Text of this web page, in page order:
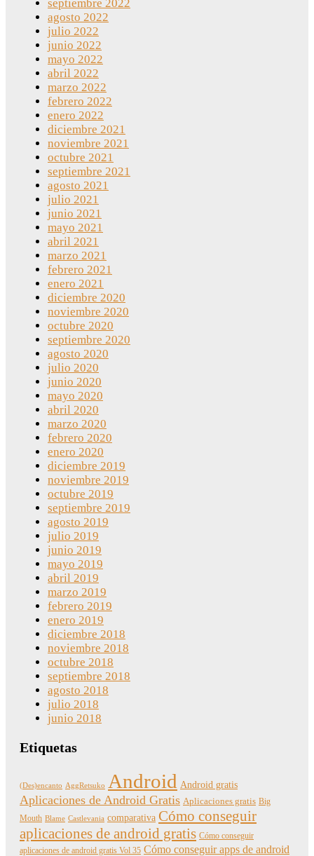
septiembre 2022
agosto 2022
julio 2022
junio 2022
mayo 2022
abril 2022
marzo 2022
febrero 2022
enero 2022
diciembre 2021
noviembre 2021
octubre 2021
septiembre 2021
agosto 2021
julio 2021
junio 2021
mayo 2021
abril 2021
marzo 2021
febrero 2021
enero 2021
diciembre 2020
noviembre 2020
octubre 2020
septiembre 2020
agosto 2020
julio 2020
junio 2020
mayo 2020
abril 2020
marzo 2020
febrero 2020
enero 2020
diciembre 2019
noviembre 2019
octubre 2019
septiembre 2019
agosto 2019
julio 2019
junio 2019
mayo 2019
abril 2019
marzo 2019
febrero 2019
enero 2019
diciembre 2018
noviembre 2018
octubre 2018
septiembre 2018
agosto 2018
julio 2018
junio 2018
Etiquetas
(Des)encanto AggRetsuko Android Android gratis
Aplicaciones de Android Gratis Aplicaciones gratis Big
Mouth Blame Castlevania comparativa Cómo conseguir
aplicaciones de android gratis Cómo conseguir
aplicaciones de android gratis Vol 35 Cómo conseguir apps de android